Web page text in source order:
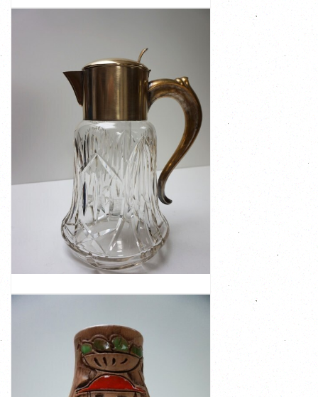
inclusief ijshouder met individueel handvat en
afsluitbaar deksel.
Rijk geslepen en helder kristal, waarschijnlijk Duitse of
Franse makelij uit de jaren 1920 - 1930 Of je nu je
zelfgemaakte limonade serveert of deze karaf gebruikt
als waterkan of wijnkan , deze prachtige kristallen kan
€ 175,00
BEKIJK
BEKIJK